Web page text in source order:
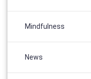
Mindfulness
News